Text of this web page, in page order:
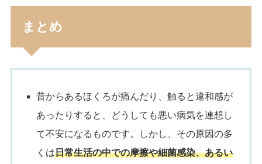
まとめ
昔からあるほくろが痛んだり、触ると違和感が
あったりすると、どうしても悪い病気を連想し
て不安になるものです。しかし、その原因の多
くは日常生活の中での摩擦や細菌感染、あるい